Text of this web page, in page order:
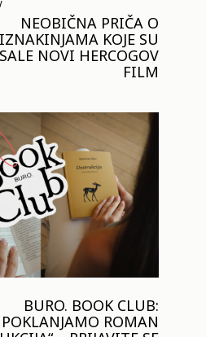
NEOBIČNA PRIČA O
KOJE SU
NOVI HERCOGOV
FILM
BURO. BOOK CLUB:
POKLANJAMO ROMAN